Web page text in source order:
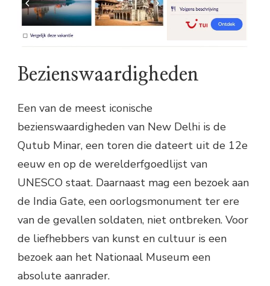
Bezienswaardigheden
Een van de meest iconische
bezienswaardigheden van New Delhi is de
Qutub Minar, een toren die dateert uit de 12e
eeuw en op de werelderfgoedlijst van
UNESCO staat. Daarnaast mag een bezoek aan
de India Gate, een oorlogsmonument ter ere
van de gevallen soldaten, niet ontbreken. Voor
de liefhebbers van kunst en cultuur is een
bezoek aan het Nationaal Museum een
absolute aanrader.